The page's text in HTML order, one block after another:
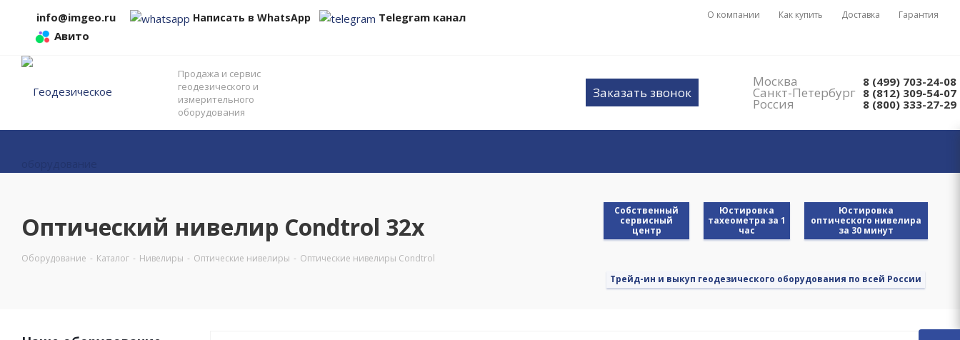
info@imgeo.ru Написать в WhatsApp
Telegram канал
Авито
О компании Как купить Доставка Гарантия
Продажа и сервис
геодезического и
измерительного
оборудования
Заказать звонок
Москва 8 (499) 703-24-08
Санкт-Петербург 8 (812) 309-54-07
Россия 8 (800) 333-27-29
Оптический нивелир Condtrol 32x
Оборудование - Каталог - Нивелиры - Оптические нивелиры - Оптические нивелиры Condtrol
Трейд-ин и выкуп геодезического оборудования по всей России
Cобственный
сервисный
центр
Юстировка
тахеометра за 1
час
Юстировка
оптического нивелира
за 30 минут